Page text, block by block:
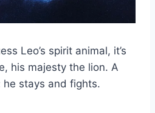
Leo’s spirit animal, it’s
his majesty the lion. A
he stays and fights.